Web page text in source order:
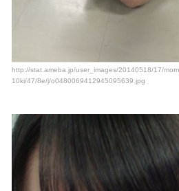
http://stat.ameba.jp/user_images/20140518/17/
10ki/47/8e/j/o0480069412945095639.jpg